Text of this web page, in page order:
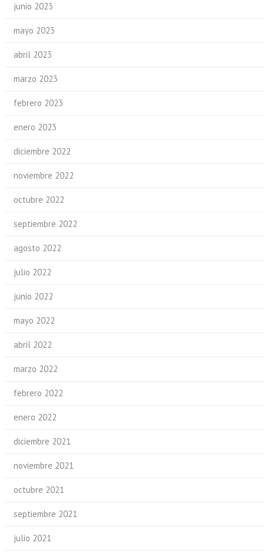
junio 2023
mayo 2023
abril 2023
marzo 2023
febrero 2023
enero 2023
diciembre 2022
noviembre 2022
octubre 2022
septiembre 2022
agosto 2022
julio 2022
junio 2022
mayo 2022
abril 2022
marzo 2022
febrero 2022
enero 2022
diciembre 2021
noviembre 2021
octubre 2021
septiembre 2021
julio 2021